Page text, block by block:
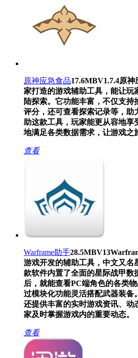
原神应急食品17.6MBV1.7.4原神
家打造的游戏辅助工具，能让玩
陆探索。它功能丰富，不仅支持
评分，还可查看探索记录等，助
助这款工具，玩家能更从容地享
地满足各类数据需求，让游戏之
查看
Warframe助手28.5MBV13
游戏开发的辅助工具，中文又名
款软件内置了全面的星际战甲数
后，就能查看PC端角色的各类
过模块化功能灵活搭配武器装备
还提供丰富的实时游戏资讯、动
家及时掌握游戏内的重要动态。
查看